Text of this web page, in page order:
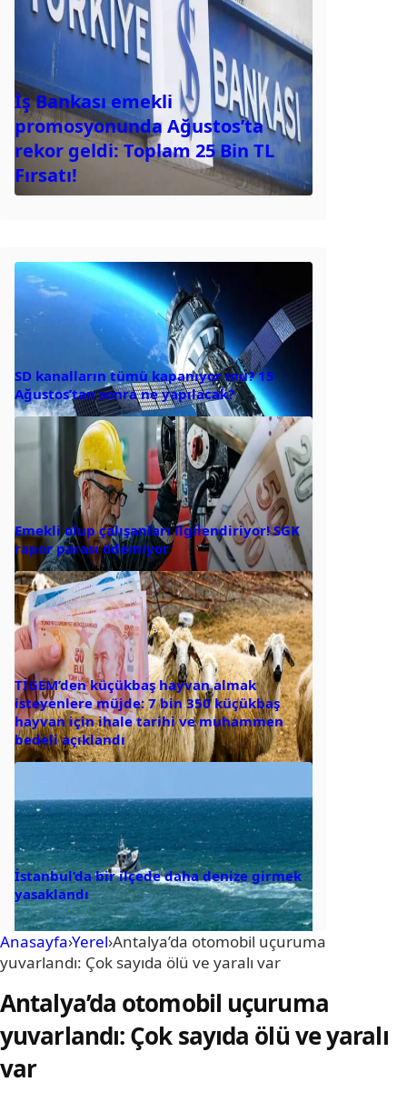
İş Bankası emekli
promosyonunda Ağustos’ta
rekor geldi: Toplam 25 Bin TL
Fırsatı!
SD kanalların tümü kapanıyor mu? 15
Ağustos’tan sonra ne yapılacak?
Emekli olup çalışanları ilgilendiriyor! SGK
rapor parası ödemiyor
TİGEM’den küçükbaş hayvan almak
isteyenlere müjde: 7 bin 350 küçükbaş
hayvan için ihale tarihi ve muhammen
bedeli açıklandı
İstanbul’da bir ilçede daha denize girmek
yasaklandı
Anasayfa›Yerel›Antalya’da otomobil uçuruma
yuvarlandı: Çok sayıda ölü ve yaralı var
Antalya’da otomobil uçuruma
yuvarlandı: Çok sayıda ölü ve yaralı
var